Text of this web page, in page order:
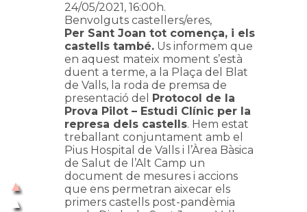
24/05/2021, 16:00h.
Benvolguts castellers/eres,
Per Sant Joan tot comença, i els
castells també. Us informem que
en aquest mateix moment s’està
duent a terme, a la Plaça del Blat
de Valls, la roda de premsa de
presentació del Protocol de la
Prova Pilot – Estudi Clínic per la
represa dels castells. Hem estat
treballant conjuntament amb el
Pius Hospital de Valls i l’Àrea Bàsica
de Salut de l’Alt Camp un
document de mesures i accions
que ens permetran aixecar els
primers castells post-pandèmia